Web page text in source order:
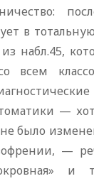
в
набл.45,
всем
—
не было
—